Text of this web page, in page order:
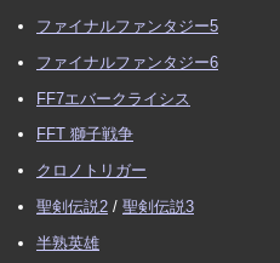
ファイナルファンタジー5
ファイナルファンタジー6
FF7エバークライシス
FFT 獅子戦争
クロノトリガー
聖剣伝説2 / 聖剣伝説3
半熟英雄